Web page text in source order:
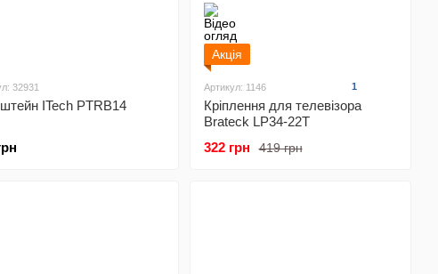
32931
ITech PTRB14
Акція
Артикул: 1146 1
Кріплення для телевізора
Brateck LP34-22T
419 грн
322 грн